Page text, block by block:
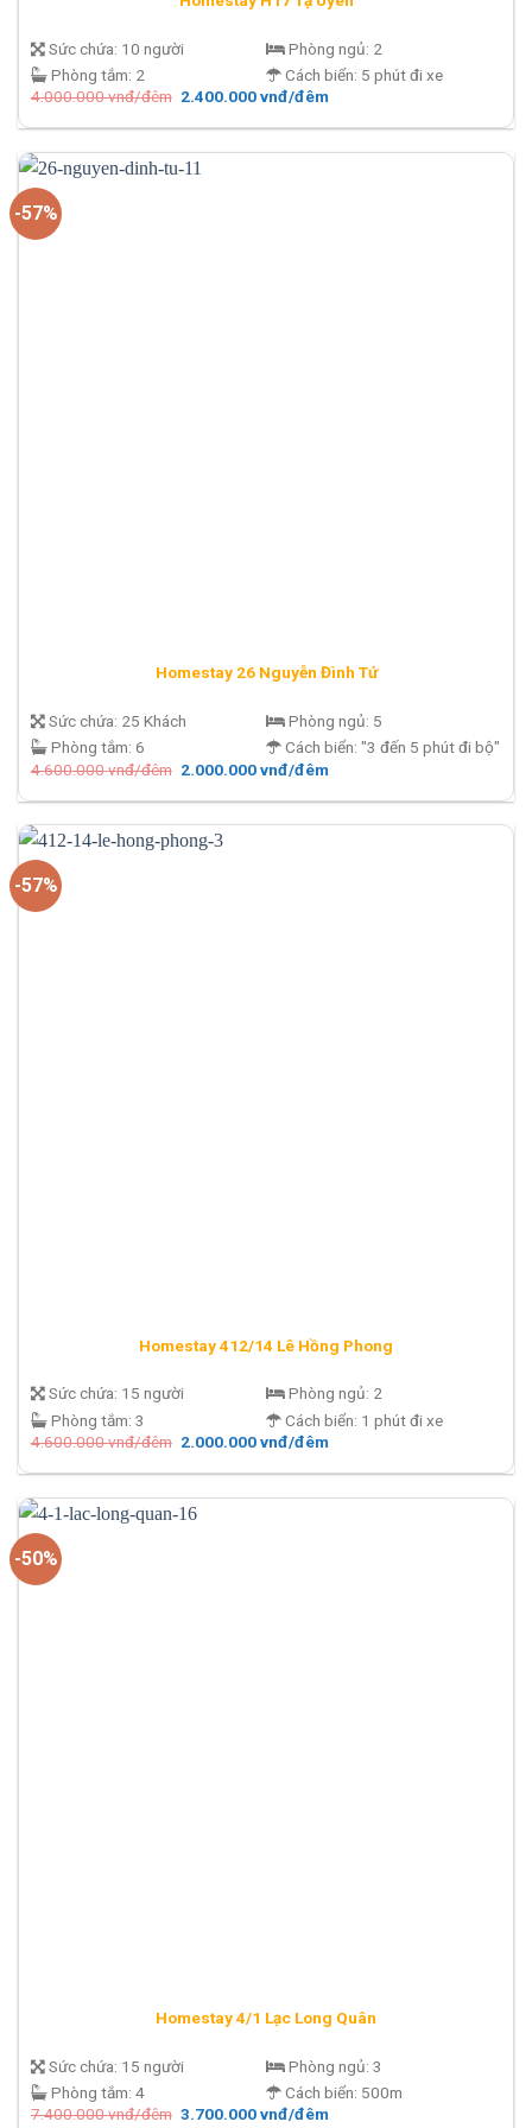
Sức chứa: 10 người
Phòng tắm: 2
Phòng ngủ: 2
Cách biển: 5 phút đi xe
4.000.000vnđ/đêm Giá
là:
đêm.
2.400.000vnđ/đêmGiá
tại
2.400.000 vnđ/
-57%
Homestay 26 Nguyễn Đình Tứ
Sức chứa: 25 Khách
Phòng tắm: 6
Phòng ngủ: 5
Cách biển: "3 đến 5 phút đi bộ"
4.600.000vnđ/đêm Giá
là:
đêm.
2.000.000vnđ/đêmGiá
tại
2.000.000 vnđ/
-57%
Homestay 412/14 Lê Hồng Phong
Sức chứa: 15 người
Phòng tắm: 3
Phòng ngủ: 2
Cách biển: 1 phút đi xe
4.600.000vnđ/đêm Giá
là:
đêm.
2.000.000vnđ/đêmGiá
tại
2.000.000 vnđ/
-50%
Homestay 4/1 Lạc Long Quân
Sức chứa: 15 người
Phòng tắm: 4
Phòng ngủ: 3
Cách biển: 500m
7.400.000vnđ/đêm Giá
3.700.000vnđ/đêmGiá